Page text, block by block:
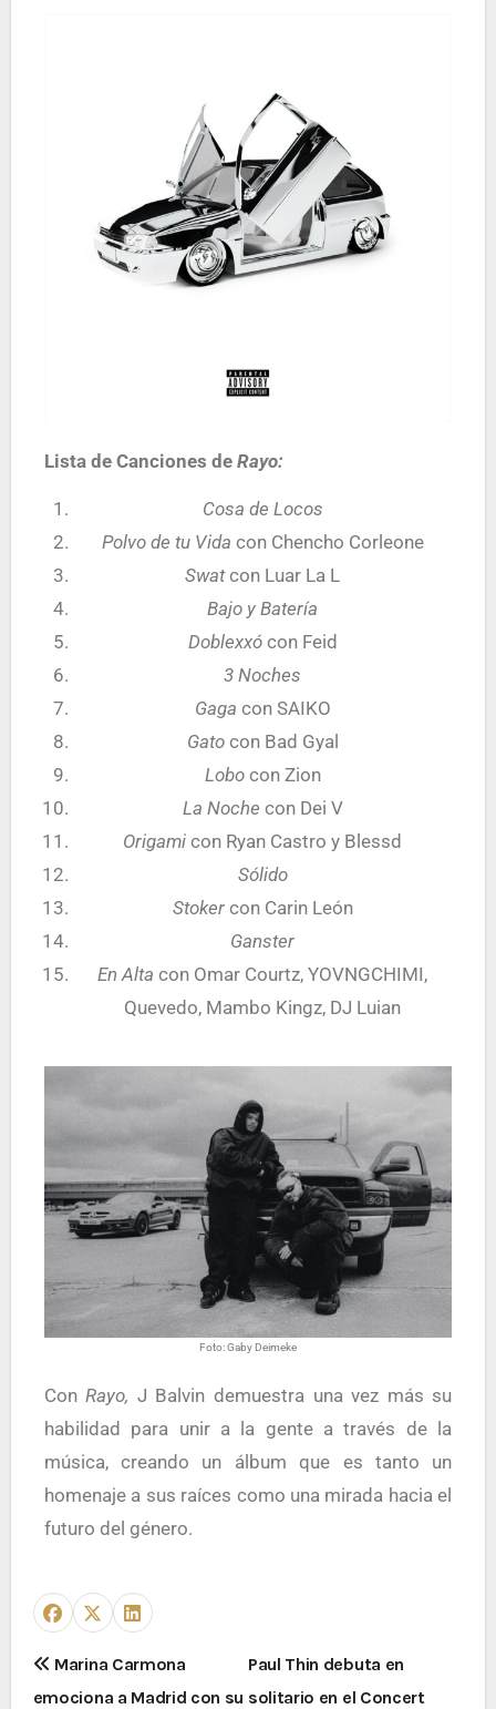
Lista de Canciones de Rayo:
Cosa de Locos
Polvo de tu Vida con Chencho Corleone
Swatcon Luar La L
Bajo y Batería
Doblexxócon Feid
3 Noches
Gaga con SAIKO
Gatocon Bad Gyal
Lobocon Zion
La Noche con Dei V
Origami con Ryan Castro y Blessd
Sólido
Stokercon Carin León
Ganster
En Alta con Omar Courtz, YOVNGCHIMI,
Quevedo, Mambo Kingz, DJ Luian
Foto: Gaby Deimeke
ConRayo, J Balvin demuestra una vez más su
habilidad para unir a la gente a través de la
música, creando un álbum que es tanto un
homenaje a sus raíces como una mirada hacia el
futuro del género.
Marina Carmona
emociona a Madrid con su
Paul Thin debuta en
solitario en el Concert